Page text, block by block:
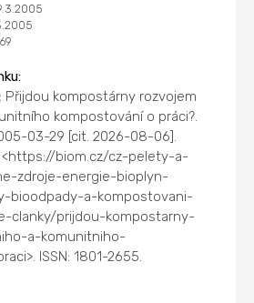
Přijdou kompostárny rozvojem
kompostování o práci?.
03-29 [cit. 2026-08-06].
<https://biom.cz/cz-pelety-a-
zdroje-energie-bioplyn-
bioodpady-a-kompostovani-
clanky/prijdou-kompostarny-
a-komunitniho-
ISSN: 1801-2655.